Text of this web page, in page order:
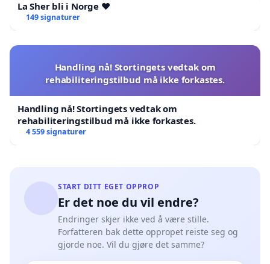
La Sher bli i Norge ❤️
149 signaturer
Handling nå! Stortingets vedtak om
rehabiliteringstilbud må ikke forkastes.
Handling nå! Stortingets vedtak om
rehabiliteringstilbud må ikke forkastes.
4 559 signaturer
START DITT EGET OPPROP
Er det noe du vil endre?
Endringer skjer ikke ved å være stille.
Forfatteren bak dette oppropet reiste seg og
gjorde noe. Vil du gjøre det samme?